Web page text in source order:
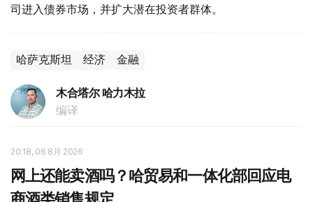
司进入债券市场，并扩大潜在投资者群体。
哈萨克斯坦 经济 金融
木合塔尔 哈力木拉
编译
20:18, 06 8月 2026
网上还能卖酒吗？哈贸易和一体化部回应电